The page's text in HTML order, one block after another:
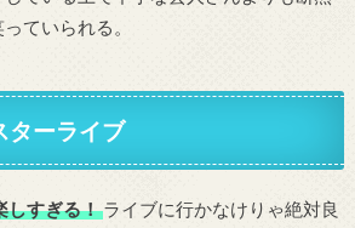
ていられる。
ターライブ
しすぎる！ライブに行かなけりゃ絶対良